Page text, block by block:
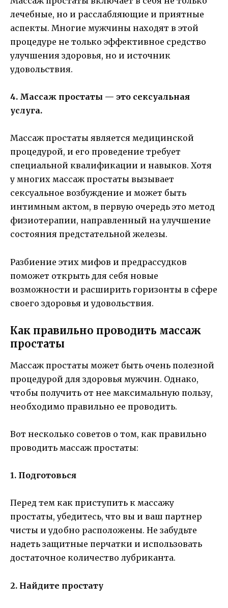
лечебные, но и расслабляющие и приятные
аспекты. Многие мужчины находят в этой
процедуре не только эффективное средство
улучшения здоровья, но и источник
удовольствия.
4. Массаж простаты — это сексуальная
услуга.
Массаж простаты является медицинской
процедурой, и его проведение требует
специальной квалификации и навыков. Хотя
у многих массаж простаты вызывает
сексуальное возбуждение и может быть
интимным актом, в первую очередь это метод
физиотерапии, направленный на улучшение
состояния предстательной железы.
Разбиение этих мифов и предрассудков
поможет открыть для себя новые
возможности и расширить горизонты в сфере
своего здоровья и удовольствия.
Как правильно проводить массаж
простаты
Массаж простаты может быть очень полезной
процедурой для здоровья мужчин. Однако,
чтобы получить от нее максимальную пользу,
необходимо правильно ее проводить.
Вот несколько советов о том, как правильно
проводить массаж простаты:
1. Подготовься
Перед тем как приступить к массажу
простаты, убедитесь, что вы и ваш партнер
чисты и удобно расположены. Не забудьте
надеть защитные перчатки и использовать
достаточное количество лубриканта.
2. Найдите простату